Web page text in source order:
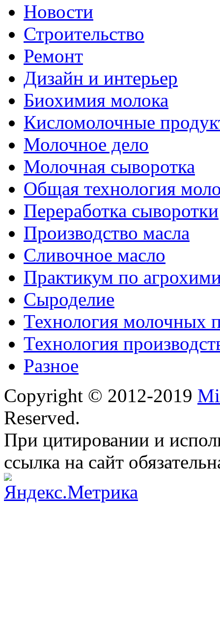
Новости
Строительство
Ремонт
Дизайн и интерьер
Биохимия молока
Кисломолочные
Молочное дело
Молочная сыворотка
Общая технология
Переработка сыворотки
Производство масла
Сливочное масло
Практикум по
Сыроделие
Технология молочных
Технология
Разное
Copyright © 2012-2019
Reserved.
При цитировании и
ссылка на сайт